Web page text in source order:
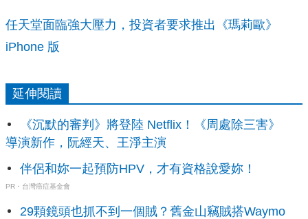
任天堂面臨強大壓力，投資者要求推出《瑪莉歐》
iPhone 版
延伸閱讀
《沉默的審判》將登陸 Netflix！《周處除三害》
導演新作，阮經天、王淨主演
伴侶和妳一起預防HPV，才有資格說愛妳！
PR・台灣癌症基金會
29顆鏡頭也抓不到一個賊？舊金山竊賊搭Waymo